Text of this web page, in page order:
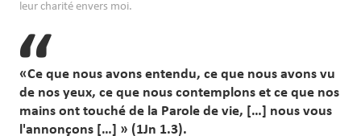
«Ce que nous avons entendu, ce que nous avons vu
de nos yeux, ce que nous contemplons et ce que nos
mains ont touché de la Parole de vie, […] nous vous
l'annonçons […] » (1Jn 1.3).
leur charité envers moi.